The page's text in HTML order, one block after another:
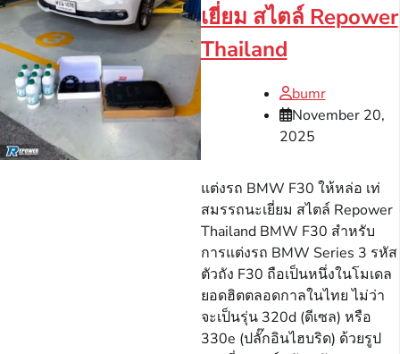
เยี่ยม สไตล์ Repower
Thailand
bumr
November 20,
2025
แต่งรถ BMW F30 ให้หล่อ เท่
สมรรถนะเยี่ยม สไตล์ Repower
Thailand BMW F30 สำหรับ
การแต่งรถ BMW Series 3 รหัส
ตัวถัง F30 ถือเป็นหนึ่งในโมเดล
ยอดฮิตตลอดกาลในไทย ไม่ว่า
จะเป็นรุ่น 320d (ดีเซล) หรือ
330e (ปลั๊กอินไฮบริด) ด้วยรูป